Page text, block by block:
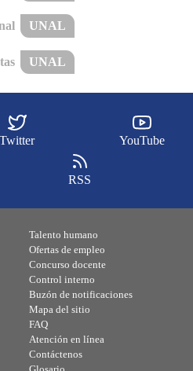
UNAL
UNAL
Twitter YouTube
RSS
Talento humano
Ofertas de empleo
Concurso docente
Control interno
Buzón de notificaciones
Mapa del sitio
FAQ
Atención en línea
Contáctenos